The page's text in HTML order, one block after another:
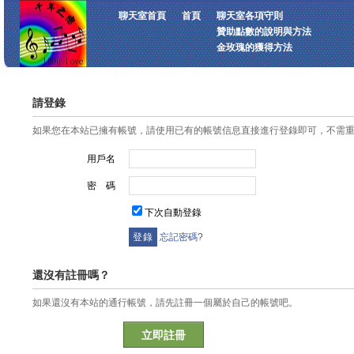
聊天室首頁 首頁
聊天室各項守則
贊助點數的說明與方法
金玫瑰的獲得方法
請登錄
如果您在本站已擁有帳號，請使用已有的帳號信息直接進行登錄即可，不需
用戶名
密 碼
下次自動登錄
忘記密碼?
還沒有註冊嗎？
如果還沒有本站的通行帳號，請先註冊一個屬於自己的帳號吧。
立即註冊